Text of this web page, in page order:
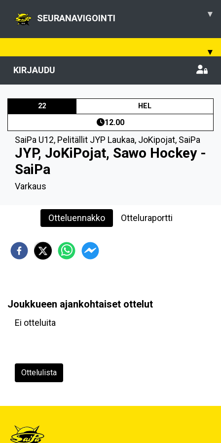
SEURANAVIGOINTI ▾
▾
KIRJAUDU
22 HEL
12.00
SaiPa U12, Pelitällit JYP Laukaa, JoKipojat, SaiPa
JYP, JoKiPojat, Sawo Hockey -
SaiPa
Varkaus
Otteluennakko Otteluraportti
Joukkueen ajankohtaiset ottelut
Ei otteluita
Ottelulista